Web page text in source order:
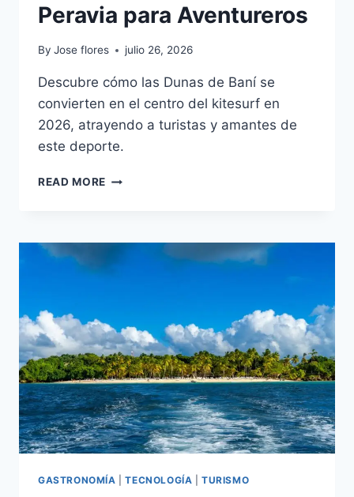
Peravia para Aventureros
By Jose flores julio 26, 2026
Descubre cómo las Dunas de Baní se
convierten en el centro del kitesurf en
2026, atrayendo a turistas y amantes de
este deporte.
READ MORE DESCUBRE
PERAVIA
PARA
AVENTUREROS
GASTRONOMÍA |TECNOLOGÍA |TURISMO